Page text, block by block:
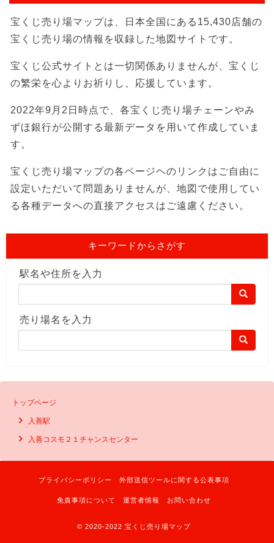
宝くじ売り場マップは、日本全国にある15,430店舗の
宝くじ売り場の情報を収録した地図サイトです。
宝くじ公式サイトとは一切関係ありませんが、宝くじ
の繁栄を心よりお祈りし、応援しています。
2022年9月2日時点で、各宝くじ売り場チェーンやみ
ずほ銀行が公開する最新データを用いて作成していま
す。
宝くじ売り場マップの各ページヘのリンクはご自由に
設定いただいて問題ありませんが、地図で使用してい
る各種データへの直接アクセスはご遠慮ください。
キーワードからさがす
駅名や住所を入力
売り場名を入力
トップページ
入善駅
入善コスモ２１チャンスセンター
プライバシーポリシー 外部送信ツールに関する公表事項
免責事項について 運営者情報 お問い合わせ
© 2020-2022 宝くじ売り場マップ